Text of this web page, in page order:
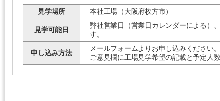
見学場所 本社工場（大阪府枚方市）
見学可能日
弊社営業日（営業日カレンダーによる）
す。
申し込み方法
メールフォームよりお申し込みください。
ご意見欄に工場見学希望の記載と予定人